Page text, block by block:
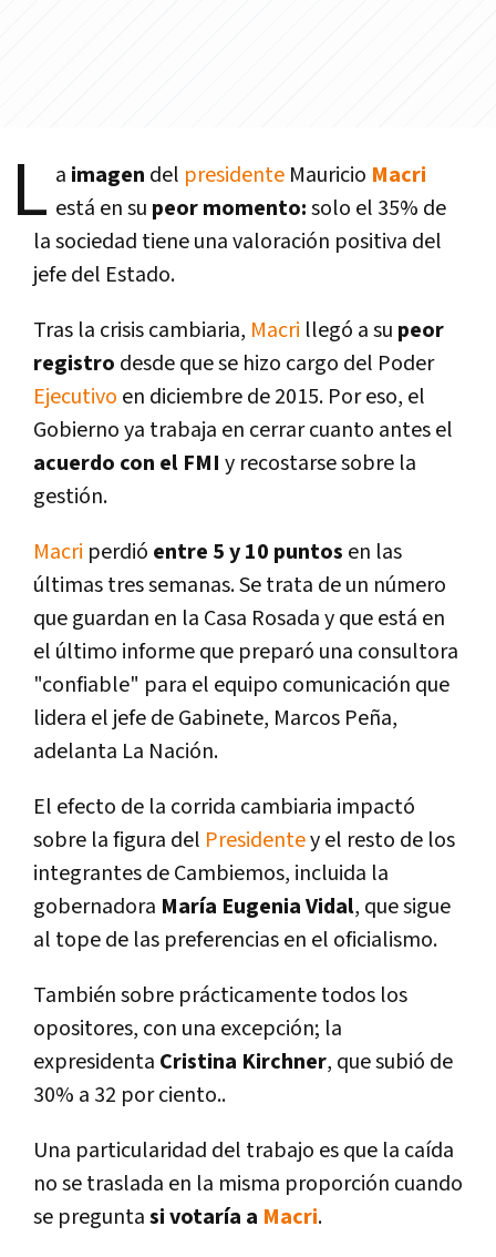
L a imagen del presidente Mauricio Macri
está en su peor momento:solo el 35% de
la sociedad tiene una valoración positiva del
jefe del Estado.
Tras la crisis cambiaria, Macri llegó a su peor
registro desde que se hizo cargo del Poder
Ejecutivo en diciembre de 2015. Por eso, el
Gobierno ya trabaja en cerrar cuanto antes el
acuerdo con el FMI y recostarse sobre la
gestión.
Macri perdió entre 5 y 10 puntos en las
últimas tres semanas. Se trata de un número
que guardan en la Casa Rosada y que está en
el último informe que preparó una consultora
"confiable" para el equipo comunicación que
lidera el jefe de Gabinete, Marcos Peña,
adelanta La Nación.
El efecto de la corrida cambiaria impactó
sobre la figura del Presidentey el resto de los
integrantes de Cambiemos, incluida la
gobernadora Marí­a Eugenia Vidal, que sigue
al tope de las preferencias en el oficialismo.
También sobre prácticamente todos los
opositores, con una excepción; la
expresidenta Cristina Kirchner, que subió de
30% a 32 por ciento..
Una particularidad del trabajo es que la caí­da
no se traslada en la misma proporción cuando
se preguntasi votarí­a a Macri.